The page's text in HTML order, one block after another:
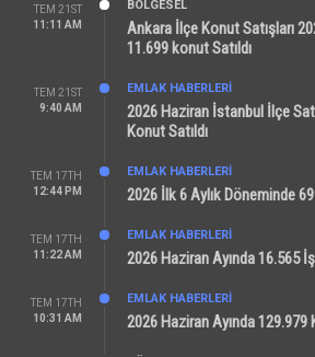
TEM 21ST
11:11 AM
BÖLGESEL
Ankara İlçe Konut Satışları
11.699 konut Satıldı
TEM 21ST
9:40 AM
EMLAK HABERLERI
2026 Haziran İstanbul İlçe
Konut Satıldı
TEM 17TH
12:44 PM
EMLAK HABERLERI
2026 İlk 6 Aylık Döneminde
TEM 17TH
11:22 AM
EMLAK HABERLERI
2026 Haziran Ayında 16.565 İş
TEM 17TH
10:31 AM
EMLAK HABERLERI
2026 Haziran Ayında 129.979